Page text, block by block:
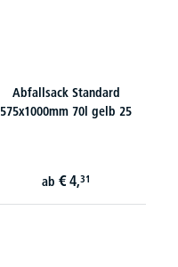
Abfallsack Standard
575x1000mm 70l gelb 25
ab € 4,31